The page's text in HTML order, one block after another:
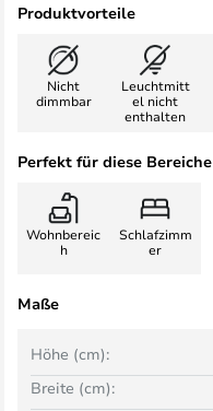
Produktvorteile
Nicht
dimmbar
Leuchtmitt
el nicht
enthalten
Perfekt für diese Bereiche
Wohnbereic
h
Schlafzimm
er
Maße
Breite (cm):
Höhe (cm):